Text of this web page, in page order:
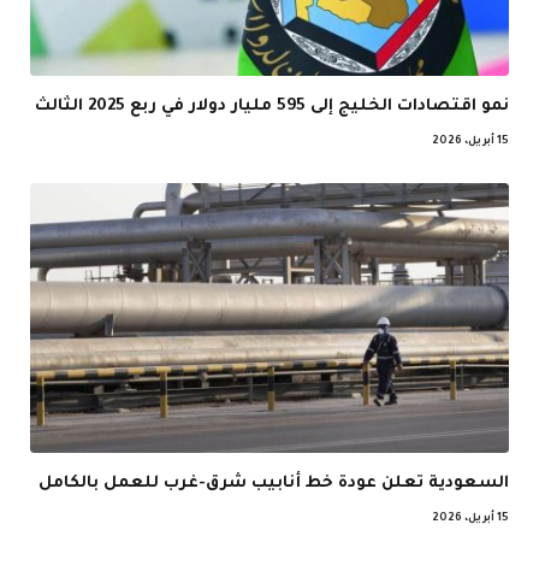
نمو اقتصادات الخليج إلى 595 مليار دولار في ربع 2025 الثالث
15 أبريل، 2026
السعودية تعلن عودة خط أنابيب شرق-غرب للعمل بالكامل
15 أبريل، 2026